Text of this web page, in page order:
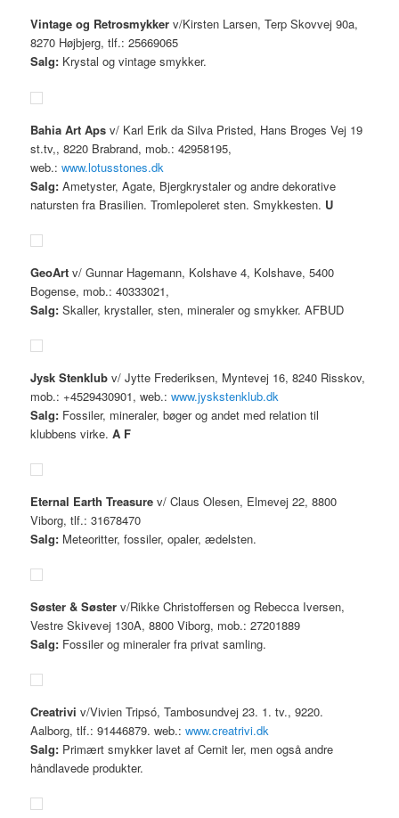
Vintage og Retrosmykker v/Kirsten Larsen, Terp Skovvej 90a,
8270 Højbjerg, tlf.: 25669065
Salg: Krystal og vintage smykker.
Bahia Art Aps v/ Karl Erik da Silva Pristed, Hans Broges Vej 19
st.tv,, 8220 Brabrand, mob.: 42958195,
web.:www.lotusstones.dk
Salg: Ametyster, Agate, Bjergkrystaler og andre dekorative
natursten fra Brasilien. Tromlepoleret sten. Smykkesten. U
GeoArtv/ Gunnar Hagemann, Kolshave 4, Kolshave, 5400
Bogense, mob.: 40333021,
Salg: Skaller, krystaller, sten, mineraler og smykker. AFBUD
Jysk Stenklub v/ Jytte Frederiksen, Myntevej 16, 8240 Risskov,
mob.: +4529430901, web.:www.jyskstenklub.dk
Salg: Fossiler, mineraler, bøger og andet med relation til
klubbens virke.A F
Eternal Earth Treasure v/ Claus Olesen, Elmevej 22, 8800
Viborg, tlf.: 31678470
Salg: Meteoritter, fossiler, opaler, ædelsten.
Søster & Søster v/Rikke Christoffersen og Rebecca Iversen,
Vestre Skivevej 130A, 8800 Viborg, mob.: 27201889
Salg: Fossiler og mineraler fra privat samling.
Creatrivi v/Vivien Tripsó, Tambosundvej 23. 1. tv., 9220.
Aalborg, tlf.: 91446879. web.:www.creatrivi.dk
Salg: Primært smykker lavet af Cernit ler, men også andre
håndlavede produkter.